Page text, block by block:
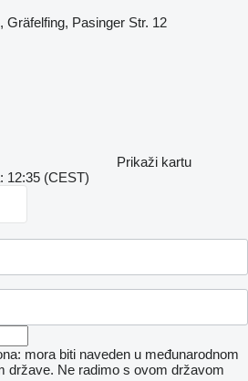
Gräfelfing, Pasinger Str. 12
Prikaži kartu
12:35 (CEST)
mora biti naveden u međunarodnom
države. Ne radimo s ovom državom